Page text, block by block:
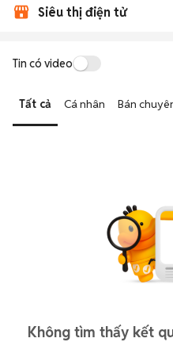
Siêu thị điện tử
Tin có video
Tất cả Cá nhân Bán
Không tìm thấy kết